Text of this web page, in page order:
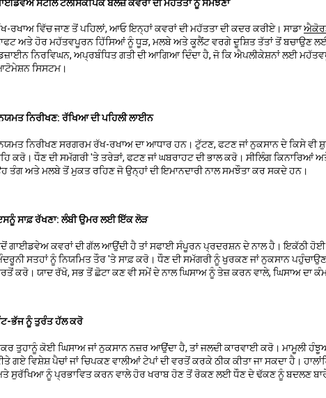
ਸਟੀਲ ਟੈਲੀਸਕੋਪਿਕ ਬੈਲੋਜ਼ ਕਵਰਾਂ ਦੀ ਮਹੱਤਤਾ ਨੂੰ ਸਮਝਣਾ
ਰਖਾਅ ਵਿੱਚ ਜਾਣ ਤੋਂ ਪਹਿਲਾਂ, ਆਓ ਇਨ੍ਹਾਂ ਕਵਰਾਂ ਦੀ ਮਹੱਤਤਾ ਦੀ ਕਦਰ ਕਰੀਏ। ਸਾਡਾ
ਅਤੇ ਹੋਰ ਮਹੱਤਵਪੂਰਨ ਹਿੱਸਿਆਂ ਨੂੰ ਧੂੜ, ਮਲਬੇ ਅਤੇ ਕੂਲੈਂਟ ਵਰਗੇ ਦੂਸ਼ਿਤ ਤੱਤਾਂ ਤੋਂ ਬਚਾਉਣ
ਨਿਰਵਿਘਨ, ਅਪ੍ਰਬੰਧਿਤ ਗਤੀ ਦੀ ਆਗਿਆ ਦਿੰਦਾ ਹੈ, ਜੋ ਕਿ ਐਪਲੀਕੇਸ਼ਨਾਂ ਲਈ
ਸਿਸਟਮ।
ਨਿਰੀਖਣ: ਰੱਖਿਆ ਦੀ ਪਹਿਲੀ ਲਾਈਨ
ਨਿਰੀਖਣ ਸਰਗਰਮ ਰੱਖ-ਰਖਾਅ ਦਾ ਆਧਾਰ ਹਨ। ਟੁੱਟਣ, ਫਟਣ ਜਾਂ ਨੁਕਸਾਨ ਦੇ ਕਿਸੇ ਵੀ
ਕਰੋ। ਧੌਣ ਦੀ ਸਮੱਗਰੀ 'ਤੇ ਤਰੇੜਾਂ, ਫਟਣ ਜਾਂ ਘਬਰਾਹਟ ਦੀ ਭਾਲ ਕਰੋ। ਸੀਲਿੰਗ ਕਿਨਾਰਿਆਂ
ਤੰਗ ਅਤੇ ਮਲਬੇ ਤੋਂ ਮੁਕਤ ਰਹਿਣ ਜੋ ਉਨ੍ਹਾਂ ਦੀ ਇਮਾਨਦਾਰੀ ਨਾਲ ਸਮਝੌਤਾ ਕਰ ਸਕਦੇ ਹਨ।
ਸਾਫ਼ ਰੱਖਣਾ: ਲੰਬੀ ਉਮਰ ਲਈ ਇੱਕ ਲੋੜ
ਗਾਈਡਵੇਅ ਕਵਰਾਂ ਦੀ ਗੱਲ ਆਉਂਦੀ ਹੈ ਤਾਂ ਸਫਾਈ ਸੰਪੂਰਨ ਪ੍ਰਦਰਸ਼ਨ ਦੇ ਨਾਲ ਹੈ। ਇਕੱਠੀ
ਸਤਹਾਂ ਨੂੰ ਨਿਯਮਿਤ ਤੌਰ 'ਤੇ ਸਾਫ਼ ਕਰੋ। ਧੌਣ ਦੀ ਸਮੱਗਰੀ ਨੂੰ ਖੁਰਕਣ ਜਾਂ ਨੁਕਸਾਨ
ਕਰੋ। ਯਾਦ ਰੱਖੋ, ਸਭ ਤੋਂ ਛੋਟਾ ਕਣ ਵੀ ਸਮੇਂ ਦੇ ਨਾਲ ਘਿਸਾਅ ਨੂੰ ਤੇਜ਼ ਕਰਨ ਵਾਲੇ, ਘਿਸਾਅ ਦਾ
ਭੱਜ ਨੂੰ ਤੁਰੰਤ ਹੱਲ ਕਰੋ
ਤੁਹਾਨੂੰ ਕੋਈ ਘਿਸਾਅ ਜਾਂ ਨੁਕਸਾਨ ਨਜ਼ਰ ਆਉਂਦਾ ਹੈ, ਤਾਂ ਜਲਦੀ ਕਾਰਵਾਈ ਕਰੋ। ਮਾਮੂਲੀ
ਗਏ ਵਿਸ਼ੇਸ਼ ਪੈਚਾਂ ਜਾਂ ਚਿਪਕਣ ਵਾਲੀਆਂ ਟੇਪਾਂ ਦੀ ਵਰਤੋਂ ਕਰਕੇ ਠੀਕ ਕੀਤਾ ਜਾ ਸਕਦਾ ਹੈ।
ਸੁਰੱਖਿਆ ਨੂੰ ਪ੍ਰਭਾਵਿਤ ਕਰਨ ਵਾਲੇ ਹੋਰ ਖਰਾਬ ਹੋਣ ਤੋਂ ਰੋਕਣ ਲਈ ਧੌਣ ਦੇ ਢੱਕਣ ਨੂੰ ਬਦਲਣ